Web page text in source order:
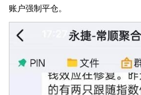
账户强制平仓。